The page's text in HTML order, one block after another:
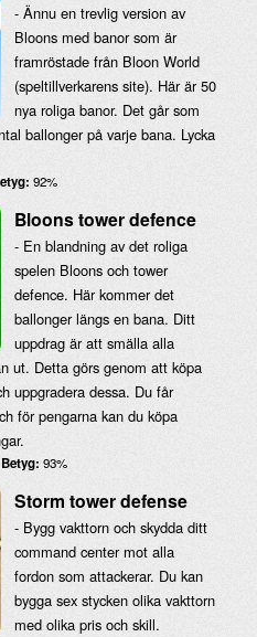
- Ännu en trevlig version av
Bloons med banor som är
framröstade från Bloon World
(speltillverkarens site). Här är 50
nya roliga banor. Det går som
ballonger på varje bana. Lycka
92%
Bloons tower defence
- En blandning av det roliga
spelen Bloons och tower
defence. Här kommer det
ballonger längs en bana. Ditt
uppdrag är att smälla alla
ut. Detta görs genom att köpa
uppgradera dessa. Du får
för pengarna kan du köpa
Betyg: 93%
Storm tower defense
- Bygg vakttorn och skydda ditt
command center mot alla
fordon som attackerar. Du kan
bygga sex stycken olika vakttorn
med olika pris och skill.